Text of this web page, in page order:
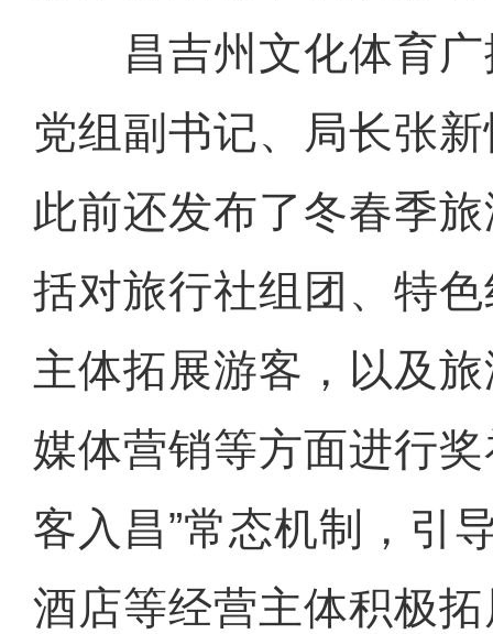
昌吉州文化体育广
党组副书记、局长张
此前还发布了冬春季
括对旅行社组团、特
主体拓展游客，以及
媒体营销等方面进行
客入昌”常态机制，引
酒店等经营主体积极